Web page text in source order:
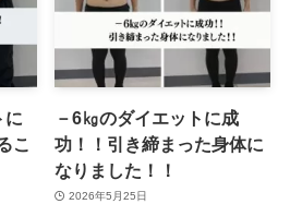
に
こ
－6㎏のダイエットに成
功！！引き締まった身体に
なりました！！
2026年5月25日